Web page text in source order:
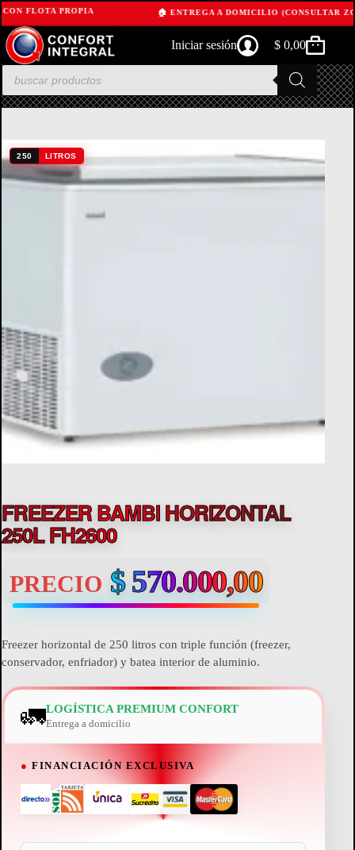
FLOTA PROPIA 🏠 ENTREGA A DOMICILIO (CONSULTAR
Skip
to
content
Iniciar sesión
Shopping
cart
$ 0,00
Products
search
250 LITROS
FREEZER BAMBI HORIZONTAL
250L FH2600
PRECIO $570.000,00
Freezer horizontal de 250 litros con triple función (freezer,
conservador, enfriador) y batea interior de aluminio.
🚛LOGÍSTICA PREMIUM CONFORT
Entrega a domicilio
● FINANCIACIÓN EXCLUSIVA